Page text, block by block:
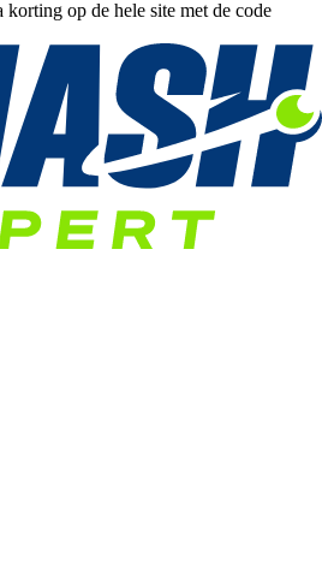
op de hele site met de code